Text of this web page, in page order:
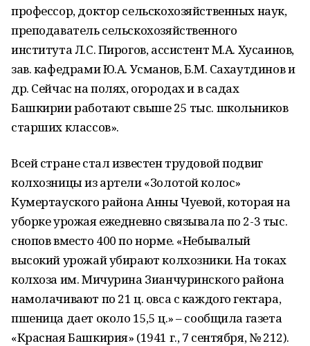
профессор, доктор сельскохозяйственных наук,
преподаватель сельскохозяйственного
института Л.С. Пирогов, ассистент М.А. Хусаинов,
зав. кафедрами Ю.А. Усманов, Б.М. Сахаутдинов и
др. Сейчас на полях, огородах и в садах
Башкирии работают свыше 25 тыс. школьников
старших классов».
Всей стране стал известен трудовой подвиг
колхозницы из артели «Золотой колос»
Кумертауского района Анны Чуевой, которая на
уборке урожая ежедневно связывала по 2-3 тыс.
снопов вместо 400 по норме. «Небывалый
высокий урожай убирают колхозники. На токах
колхоза им. Мичурина Зианчуринского района
намолачивают по 21 ц. овса с каждого гектара,
пшеница дает около 15,5 ц.» – сообщила газета
«Красная Башкирия» (1941 г., 7 сентября, № 212).